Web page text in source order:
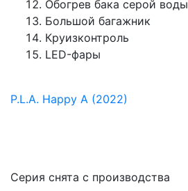
Обогрев бака серой воды
Большой багажник
Круизконтроль
LED-фары
P.L.A. Happy A (2022)
Серия снята с производства